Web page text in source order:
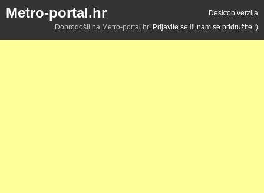
Metro-portal.hr
Desktop verzija
Dobrodošli na Metro-portal.hr! Prijavite se ili nam se pridružite :)